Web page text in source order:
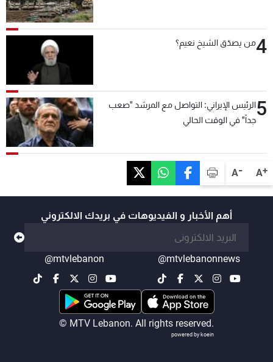
A+
A-
4من يصدّق الشيخ نعيم؟
5الرئيس الإيراني: التواصل مع المرشد "صعب
جداً" في الوقت الحالي
أهم الأخبار و الفيديوهات في بريدك الالكتروني
@mtvlebanonnews
@mtvlebanon
© MTV Lebanon. All rights reserved.
powered by koein